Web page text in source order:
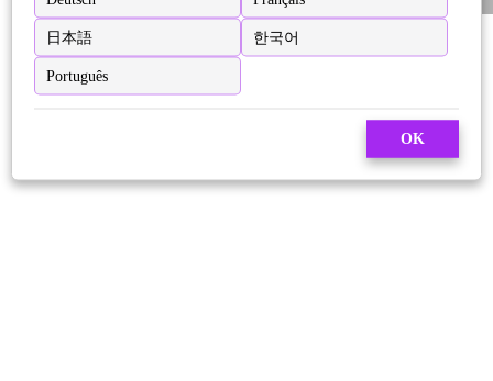
日本語 한국어
Português
OK